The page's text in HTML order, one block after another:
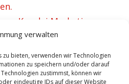
verwalten
bieten, verwenden wir Technologien
zu speichern und/oder darauf
zustimmst, können wir
eindeutige IDs auf dieser Website
– Kanzlei Marketing.
– Umgehend top
treffen.
– Umgehend
recherchieren.